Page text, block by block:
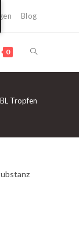
Blog
0 SUCHE
Tropfen